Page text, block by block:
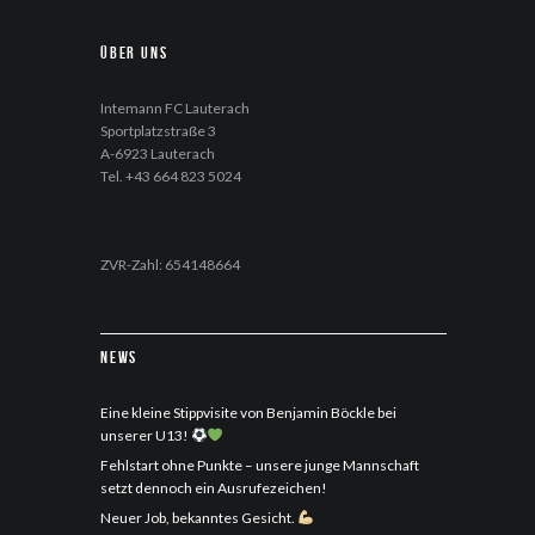
Über uns
Intemann FC Lauterach
Sportplatzstraße 3
A-6923 Lauterach
Tel. +43 664 823 5024
ZVR-Zahl: 654148664
News
Eine kleine Stippvisite von Benjamin Böckle bei
unserer U13!
Fehlstart ohne Punkte – unsere junge Mannschaft
setzt dennoch ein Ausrufezeichen!
Neuer Job, bekanntes Gesicht.